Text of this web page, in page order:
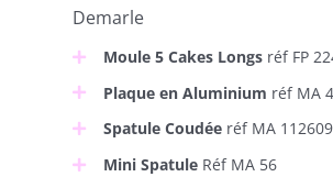
Demarle
Moule 5 Cakes Longsréf FP
Plaque en Aluminium réf MA
Spatule Coudéeréf MA 112609
Mini SpatuleRéf MA 56